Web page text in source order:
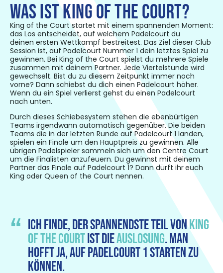
WAS IST KING OF THE COURT?
King of the Court startet mit einem spannenden Moment:
das Los entscheidet, auf welchem Padelcourt du
deinen ersten Wettkampf bestreitest. Das Ziel dieser Club
Session ist, auf Padelcourt Nummer 1 dein letztes Spiel zu
gewinnen. Bei King of the Court spielst du mehrere Spiele
zusammen mit deinem Partner. Jede Viertelstunde wird
gewechselt. Bist du zu diesem Zeitpunkt immer noch
vorne? Dann schiebst du dich einen Padelcourt höher.
Wenn du ein Spiel verlierst gehst du einen Padelcourt
nach unten.
Durch dieses Schiebesystem stehen die ebenbürtigen
Teams irgendwann automatisch gegenüber. Die beiden
Teams die in der letzten Runde auf Padelcourt 1 landen,
spielen ein Finale um den Hauptpreis zu gewinnen. Alle
übrigen Padelspieler sammeln sich umden Centre Court
um die Finalisten anzufeuern. Du gewinnst mit deinem
Partner das Finale auf Padelcourt 1? Dann dürft ihreuch
King oder Queen of the Court nennen.
Ich finde, der spannendste teil vonKing
of the Courtist dieauslosung. Man
hofft ja, auf padelcourt 1 starten zu
können.